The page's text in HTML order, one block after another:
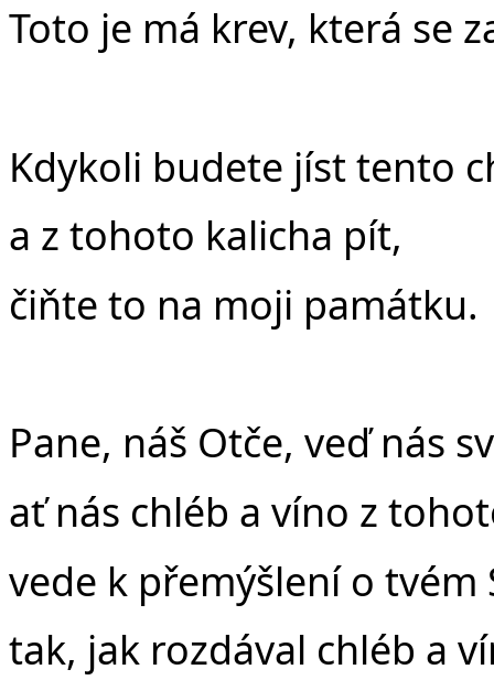
Toto je má krev, která se
Kdykoli budete jíst tento
a z tohoto kalicha pít,
čiňte to na moji památku.
Pane, náš Otče, veď nás
ať nás chléb a víno z
vede k přemýšlení o tvém
tak, jak rozdával chléb a